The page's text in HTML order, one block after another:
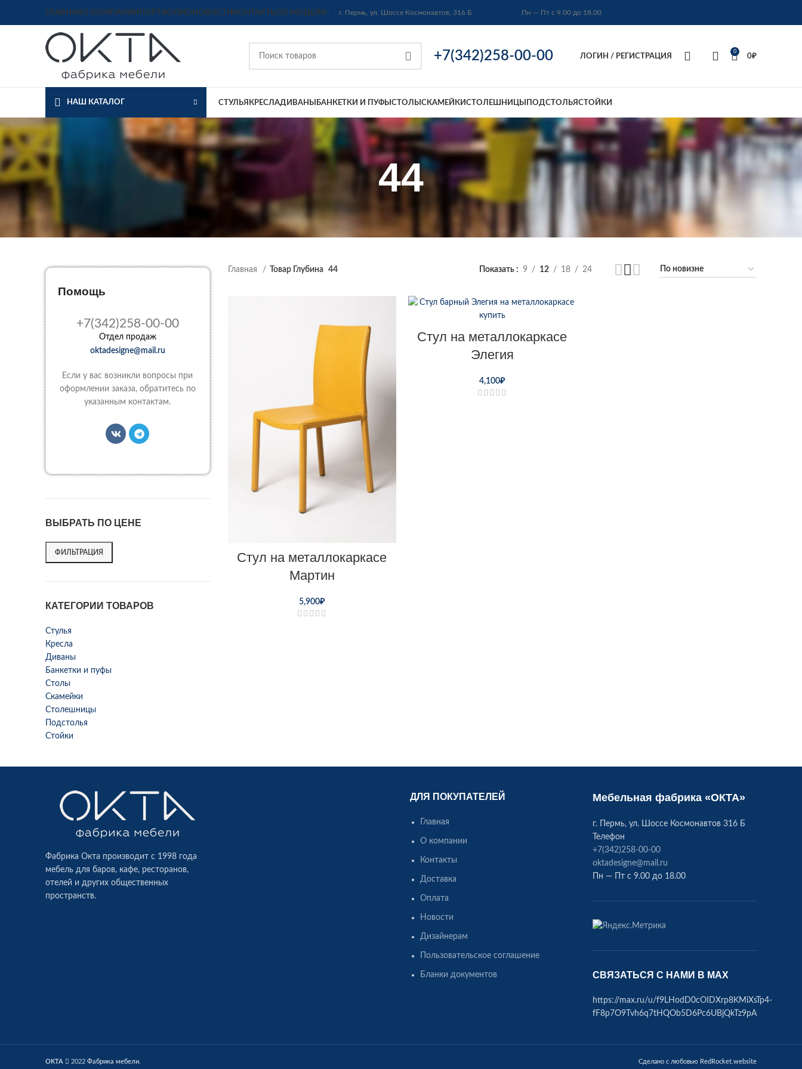
ГЛАВНАЯ О КОМПАНИИ ПОРТФОЛИО НОВОСТИ КОНТАКТЫ 3D МОДЕЛИ г. Пермь, ул. Шоссе Космонавтов, 316 Б Пн — Пт с 9.00 до 18.00
+7(342)258-00-00 ЛОГИН / РЕГИСТРАЦИЯ
0
0₽
НАШ КАТАЛОГ СТУЛЬЯ КРЕСЛАДИВАНЫ БАНКЕТКИ И ПУФЫ СТОЛЫ СКАМЕЙКИСТОЛЕШНИЦЫ ПОДСТОЛЬЯ СТОЙКИ
44
Помощь
+7(342)258-00-00
Отдел продаж
oktadesigne@mail.ru
Если у вас возникли вопросы при
оформлении заказа, обратитесь по
указанным контактам.
ВЫБРАТЬ ПО ЦЕНЕ
ФИЛЬТРАЦИЯ
КАТЕГОРИИ ТОВАРОВ
Стулья
Кресла
Диваны
Банкетки и пуфы
Столы
Скамейки
Столешницы
Подстолья
Стойки
Главная Товар Глубина 44 Показать 9 12 18 24
Стул на металлокаркасе
Мартин
5,900₽
Стул на металлокаркасе
Элегия
4,100₽
Фабрика Окта производит c 1998 года
мебель для баров, кафе, ресторанов,
отелей и других общественных
пространств.
ДЛЯ ПОКУПАТЕЛЕЙ
Главная
О компании
Контакты
Доставка
Оплата
Новости
Дизайнерам
Пользовательское соглашение
Бланки документов
Мебельная фабрика «ОКТА»
г. Пермь, ул. Шоссе Космонавтов 316 Б
Телефон
+7(342)258-00-00
oktadesigne@mail.ru
Пн — Пт с 9.00 до 18.00
СВЯЗАТЬСЯ С НАМИ В МАХ
https://max.ru/u/f9LHodD0cOIDXrp8KMiXsTp4-
fF8p7O9Tvh6q7tHQOb5D6Pc6UBjQkTz9pA
OKTA 2022 Фабрика мебели. Сделано с любовью RedRocket.website